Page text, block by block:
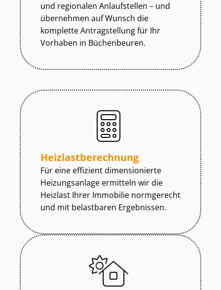
und regionalen Anlaufstellen – und
übernehmen auf Wunsch die
komplette Antragstellung für Ihr
Vorhaben in Büchenbeuren.
Heiz­last­be­rech­nung
Für eine effizient dimensionierte
Heizungsanlage ermitteln wir die
Heizlast Ihrer Immobilie normgerecht
und mit belastbaren Ergebnissen.